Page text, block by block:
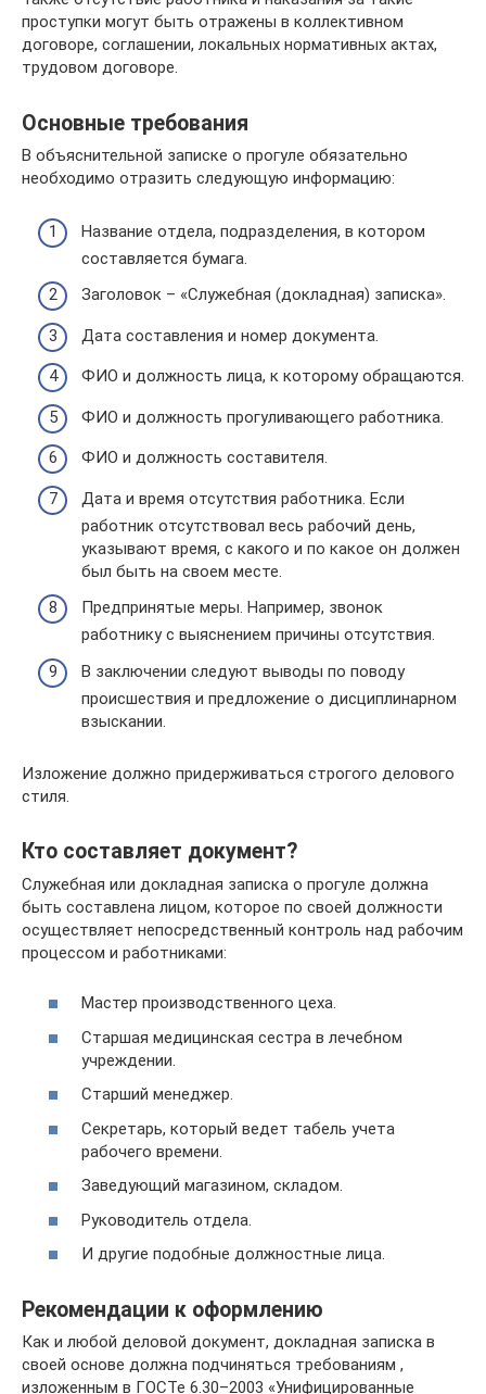
проступки могут быть отражены в коллективном
договоре, соглашении, локальных нормативных актах,
трудовом договоре.
Основные требования
В объяснительной записке о прогуле обязательно
необходимо отразить следующую информацию:
Название отдела, подразделения, в котором
составляется бумага.
Заголовок – «Служебная (докладная) записка».
Дата составления и номер документа.
ФИО и должность лица, к которому обращаются.
ФИО и должность прогуливающего работника.
ФИО и должность составителя.
Дата и время отсутствия работника. Если
работник отсутствовал весь рабочий день,
указывают время, с какого и по какое он должен
был быть на своем месте.
Предпринятые меры. Например, звонок
работнику с выяснением причины отсутствия.
В заключении следуют выводы по поводу
происшествия и предложение о дисциплинарном
взыскании.
Изложение должно придерживаться строгого делового
стиля.
Кто составляет документ?
Служебная или докладная записка о прогуле должна
быть составлена лицом, которое по своей должности
осуществляет непосредственный контроль над рабочим
процессом и работниками:
Мастер производственного цеха.
Старшая медицинская сестра в лечебном
учреждении.
Старший менеджер.
Секретарь, который ведет табель учета
рабочего времени.
Заведующий магазином, складом.
Руководитель отдела.
И другие подобные должностные лица.
Рекомендации к оформлению
Как и любой деловой документ, докладная записка в
своей основе должна подчиняться требованиям ,
изложенным в ГОСТе 6.30–2003 «Унифицированные